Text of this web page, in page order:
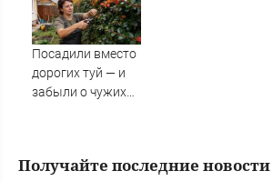
рабочего с 10-
метровой высоты
09/08/2026 –
Новости
Посадили вместо
дорогих туй — и
забыли о чужих
соседей
Получайте последние